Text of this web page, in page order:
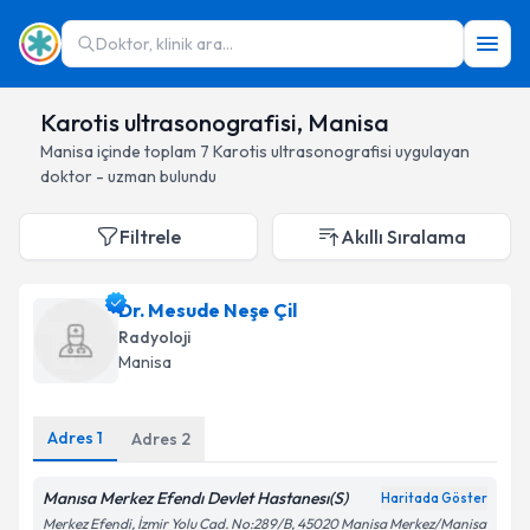
Doktor, klinik ara...
Karotis ultrasonografisi, Manisa
Manisa içinde toplam 7 Karotis ultrasonografisi uygulayan
doktor - uzman bulundu
Filtrele Akıllı Sıralama
Dr. Mesude Neşe Çil
Radyoloji
Manisa
Adres 1 Adres 2
Manısa Merkez Efendı Devlet Hastanesı(S) Haritada Göster
Merkez Efendi, İzmir Yolu Cad. No:289/B, 45020 Manisa Merkez/Manisa